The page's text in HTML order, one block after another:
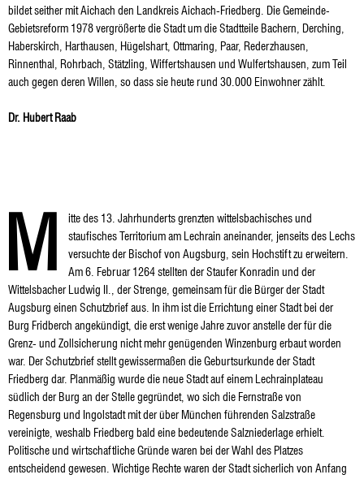
bildet seither mit Aichach den Landkreis Aichach-Friedberg. Die Gemeinde-
Gebietsreform 1978 vergrößerte die Stadt um die Stadtteile Bachern, Derching,
Haberskirch, Harthausen, Hügelshart, Ottmaring, Paar, Rederzhausen,
Rinnenthal, Rohrbach, Stätzling, Wiffertshausen und Wulfertshausen, zum Teil
auch gegen deren Willen, so dass sie heute rund 30.000 Einwohner zählt.
Dr. Hubert Raab
M
itte des 13. Jahrhunderts grenzten wittelsbachisches und
staufisches Territorium am Lechrain aneinander, jenseits des Lechs
versuchte der Bischof von Augsburg, sein Hochstift zu erweitern.
Am 6. Februar 1264 stellten der Staufer Konradin und der
Wittelsbacher Ludwig II., der Strenge, gemeinsam für die Bürger der Stadt
Augsburg einen Schutzbrief aus. In ihm ist die Errichtung einer Stadt bei der
Burg Fridberch angekündigt, die erst wenige Jahre zuvor anstelle der für die
Grenz- und Zollsicherung nicht mehr genügenden Winzenburg erbaut worden
war. Der Schutzbrief stellt gewissermaßen die Geburtsurkunde der Stadt
Friedberg dar. Planmäßig wurde die neue Stadt auf einem Lechrainplateau
südlich der Burg an der Stelle gegründet, wo sich die Fernstraße von
Regensburg und Ingolstadt mit der über München führenden Salzstraße
vereinigte, weshalb Friedberg bald eine bedeutende Salzniederlage erhielt.
Politische und wirtschaftliche Gründe waren bei der Wahl des Platzes
entscheidend gewesen. Wichtige Rechte waren der Stadt sicherlich von Anfang